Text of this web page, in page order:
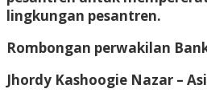
lingkungan pesantren.
Rombongan perwakilan
Jhordy Kashoogie Nazar –